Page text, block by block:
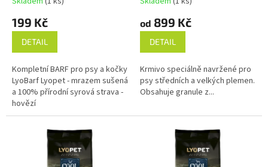
199 Kč
DETAIL
Kompletní BARF pro psy a kočky
LyoBarf Lyopet - mrazem sušená
a 100% přírodní syrová strava -
hovězí
od 899 Kč
DETAIL
Krmivo speciálně navržené pro
psy středních a velkých plemen.
Obsahuje granule z...